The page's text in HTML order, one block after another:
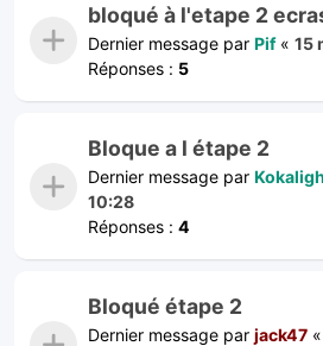
bloqué à l'etape 2
Dernier message par Pif« 15
Réponses : 5
Bloque a l étape 2
Dernier message par
10:28
Réponses : 4
Bloqué étape 2
Dernier message par jack47 «